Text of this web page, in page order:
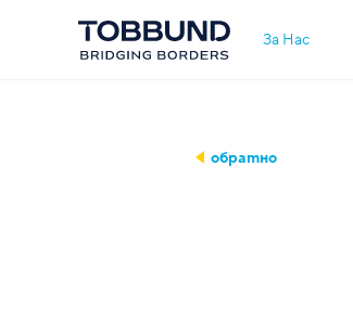
За Нас
обратно